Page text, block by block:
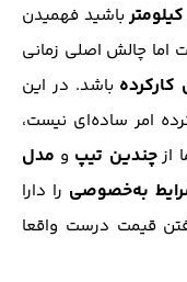
باشید فهمیدن
اما چالش اصلی زمانی
باشد. در این
امر ساده‌ای نیست،
ازچندین تیپ و مدل
به‌خصوصی را دارا
قیمت درست واقعا